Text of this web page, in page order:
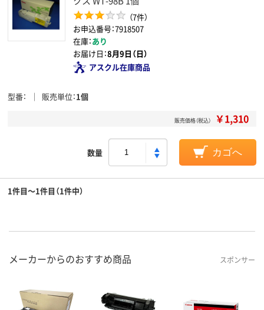
（7件）
お申込番号：7918507
在庫：あり
お届け日：8月9日（日）
アスクル在庫商品
型番 販売単位 1個
販売価格（税込） ￥1,310
数量 カゴへ
1件目～1件目（1件中）
メーカーからのおすすめ商品 スポンサー